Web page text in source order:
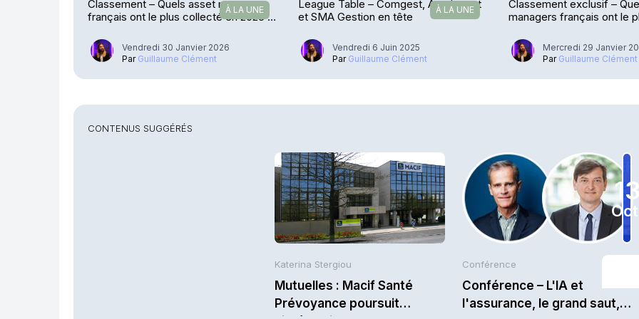
À LA UNE
Classement – Quels asset managers
français ont le plus collecté en 2025 ?
Vendredi 30 Janvier 2026
Par Guillaume Clément
À LA UNE
League Table – Comgest, Amplegest
et SMA Gestion en tête
Vendredi 6 Juin 2025
Par Guillaume Clément
Classement exclusif –
managers français ont le
Mercredi 29 Janvier
Par Guillaume Clément
CONTENUS SUGGÉRÉS
Katerina Stergiou
Mutuelles : Macif Santé
Prévoyance poursuit
13
Conférence
Conférence – L'IA et
l'assurance, le grand saut,